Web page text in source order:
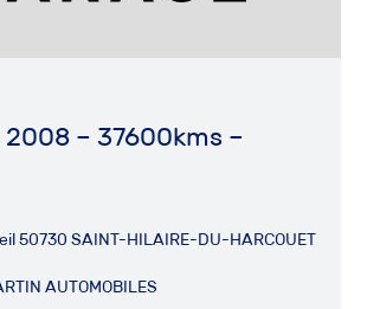
– 37600kms –
50730 SAINT-HILAIRE-DU-HARCOUET
AUTOMOBILES